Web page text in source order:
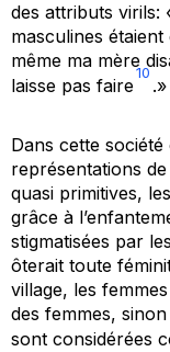
des attributs virils:
masculines
même ma mère
laisse pas faire
10
.»
Dans cette
représentations
quasi primitives,
grâce à
stigmatisées par
ôterait toute
village, les
des femmes,
sont considérées